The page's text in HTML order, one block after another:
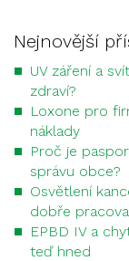
Nejnovější
UV záření a
zdraví?
Loxone pro
náklady
Proč je
správu obce?
Osvětlení
dobře
EPBD IV a
teď hned